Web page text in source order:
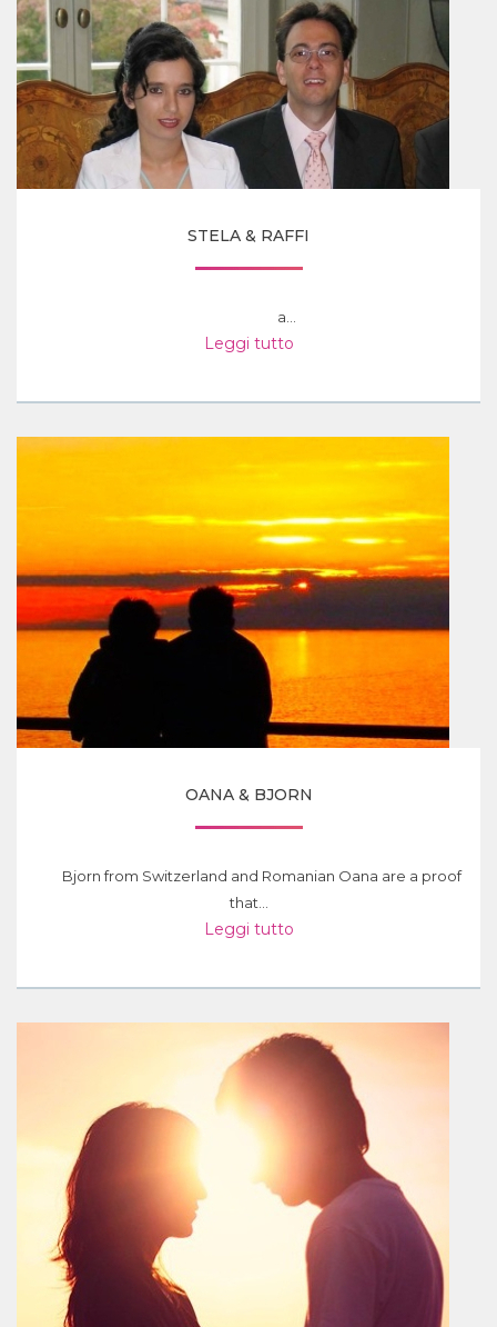
STELA & RAFFI
a...
Leggi tutto
OANA & BJORN
Bjorn from Switzerland and Romanian Oana are a proof
that...
Leggi tutto